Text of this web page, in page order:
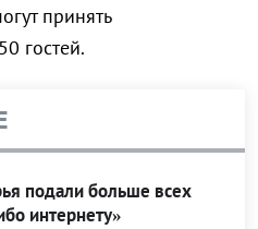
принять
гостей.
подали больше всех
интернету»